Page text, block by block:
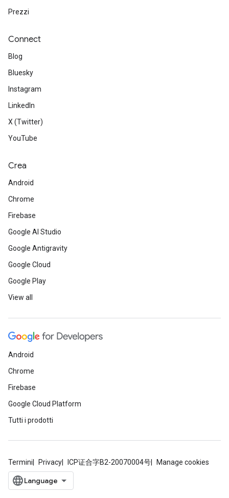
Prezzi
Connect
Blog
Bluesky
Instagram
LinkedIn
X (Twitter)
YouTube
Crea
Android
Chrome
Firebase
Google AI Studio
Google Antigravity
Google Cloud
Google Play
View all
Android
Chrome
Firebase
Google Cloud Platform
Tutti i prodotti
Termini Privacy ICP证合字B2-20070004号 Manage cookies